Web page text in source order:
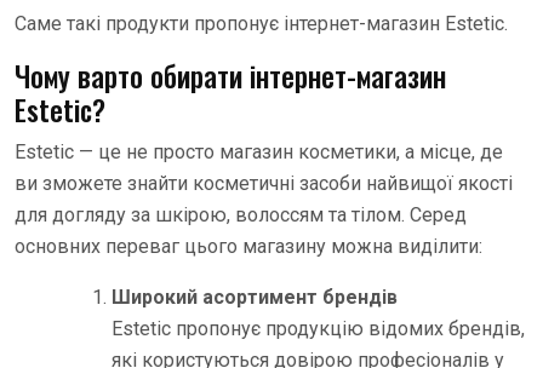
Саме такі продукти пропонує інтернет-магазин Estetic.
Чому варто обирати інтернет-магазин
Estetic?
Estetic — це не просто магазин косметики, а місце, де
ви зможете знайти косметичні засоби найвищої якості
для догляду за шкірою, волоссям та тілом. Серед
основних переваг цього магазину можна виділити:
Широкий асортимент брендів
Estetic пропонує продукцію відомих брендів,
які користуються довірою професіоналів у